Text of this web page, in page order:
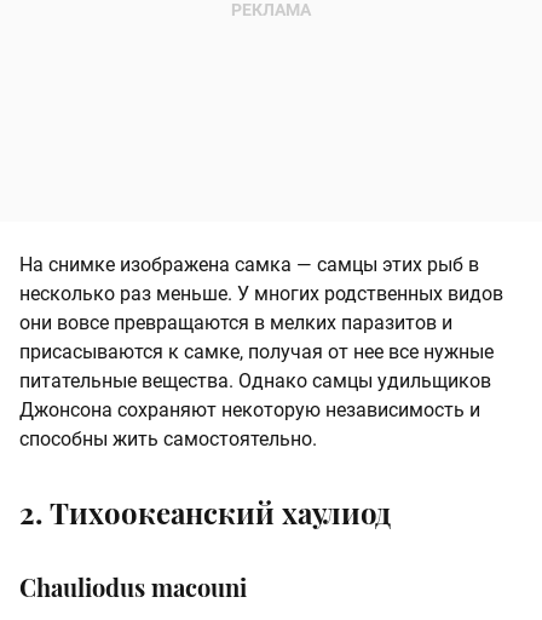
На снимке изображена самка — самцы этих рыб в
несколько раз меньше. У многих родственных видов
они вовсе превращаются в мелких паразитов и
присасываются к самке, получая от нее все нужные
питательные вещества. Однако самцы удильщиков
Джонсона сохраняют некоторую независимость и
способны жить самостоятельно.
2. Тихоокеанский хаулиод
Chauliodus macouni